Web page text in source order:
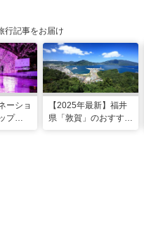
行記事をお届け
ーショ
プ
【2025年最新】福井
県「敦賀」のおすすめ